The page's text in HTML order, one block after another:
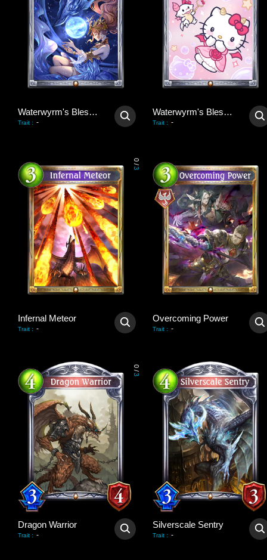
Waterwyrm's Blessing
Trait : -
Waterwyrm's Blessing
Trait : -
0
/
3
Infernal Meteor
Trait : -
Overcoming Power
Trait : -
0
/
3
Dragon Warrior
Trait : -
Silverscale Sentry
Trait : -